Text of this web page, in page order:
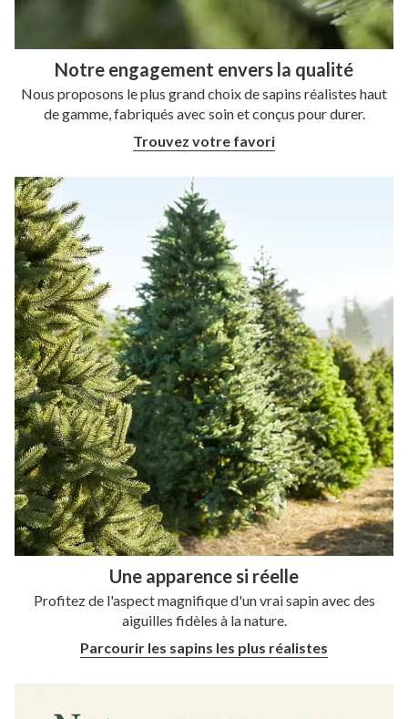
Notre engagement envers la qualité
Nous proposons le plus grand choix de sapins réalistes haut
de gamme, fabriqués avec soin etconçus pour durer.
Trouvez votre favori
Une apparence si réelle
Profitez de l'aspect magnifique d'un vrai sapin avec des
aiguilles fidèles à la nature.
Parcourir les sapins les plus réalistes